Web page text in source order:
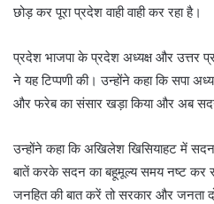
छोड़ कर पूरा प्रदेश वाही वाही कर रहा है।
प्रदेश भाजपा के प्रदेश अध्यक्ष और उत्तर
ने यह टिप्पणी की। उन्होंने कहा कि सपा
और फरेब का संसार खड़ा किया और अब
उन्होंने कहा कि अखिलेश खिसियाहट में
बातें करके सदन का बहूमूल्य समय नष्ट कर
जनहित की बात करें तो सरकार और जनता